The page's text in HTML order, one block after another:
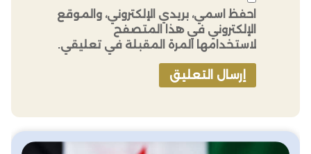
احفظ اسمي، بريدي الإلكتروني، والموقع
الإلكتروني في هذا المتصفح
لاستخدامها المرة المقبلة في تعليقي.